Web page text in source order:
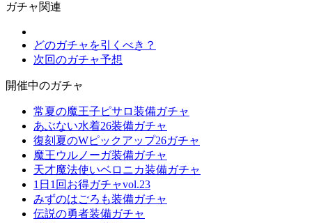
ガチャ関連
どのガチャを引くべき？
次回のガチャ予想
開催中のガチャ
常夏の魔王子ピサロ装備ガチャ
あぶない水着26装備ガチャ
復刻夏のWピックアップ26ガチャ
魔王ウルノーガ装備ガチャ
天才魔法使いベロニカ装備ガチャ
1日1回お得ガチャvol.23
みずのはごろも装備ガチャ
伝説の勇者装備ガチャ